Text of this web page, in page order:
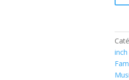
(
SP)